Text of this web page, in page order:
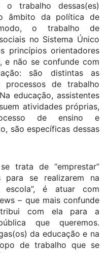
trabalho dessas(es)
âmbito da política de
o trabalho de
no Sistema Único
princípios orientadores
e não se confunde com
são distintas as
processos de trabalho
educação, assistentes
atividades próprias,
de ensino e
são específicas dessas
trata de “emprestar”
para se realizarem na
escola”, é atuar com
– que mais confunde
com ela para a
que queremos.
da educação e na
de trabalho que se